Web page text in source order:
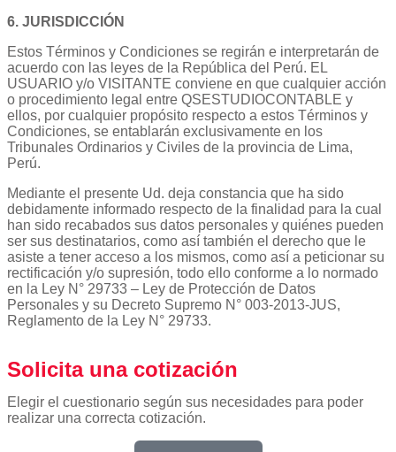
6. JURISDICCIÓN
Estos Términos y Condiciones se regirán e interpretarán de
acuerdo con las leyes de la República del Perú. EL
USUARIO y/o VISITANTE conviene en que cualquier acción
o procedimiento legal entre QSESTUDIOCONTABLE y
ellos, por cualquier propósito respecto a estos Términos y
Condiciones, se entablarán exclusivamente en los
Tribunales Ordinarios y Civiles de la provincia de Lima,
Perú.
Mediante el presente Ud. deja constancia que ha sido
debidamente informado respecto de la finalidad para la cual
han sido recabados sus datos personales y quiénes pueden
ser sus destinatarios, como así también el derecho que le
asiste a tener acceso a los mismos, como así a peticionar su
rectificación y/o supresión, todo ello conforme a lo normado
en la Ley N° 29733 – Ley de Protección de Datos
Personales y su Decreto Supremo N° 003-2013-JUS,
Reglamento de la Ley N° 29733.
Solicita una cotización
Elegir el cuestionario según sus necesidades para poder
realizar una correcta cotización.